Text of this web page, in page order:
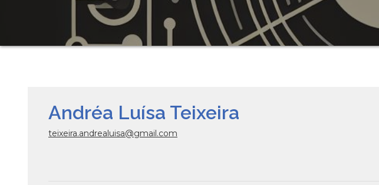
Andréa Luísa Teixeira
teixeira.andrealuisa@gmail.com